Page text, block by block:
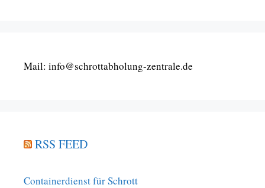
Mail: info@schrottabholung-zentrale.de
RSS FEED
Containerdienst für Schrott